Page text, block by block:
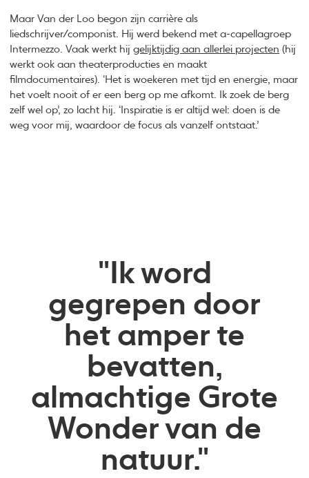
Maar Van der Loo begon zijn carrière als
liedschrijver/componist. Hij werd bekend met a-capellagroep
Intermezzo. Vaak werkt hijgelijktijdig aan allerlei projecten (hij
werkt ook aan theaterproducties en maakt
filmdocumentaires). ‘Het is woekeren met tijd en energie, maar
het voelt nooit of er een berg op me afkomt. Ik zoek de berg
zelf wel op’, zo lacht hij. ‘Inspiratie is er altijd wel: doen is de
weg voor mij, waardoor de focus als vanzelf ontstaat.’
"Ik word
gegrepen door
het amper te
bevatten,
almachtige Grote
Wonder van de
natuur."